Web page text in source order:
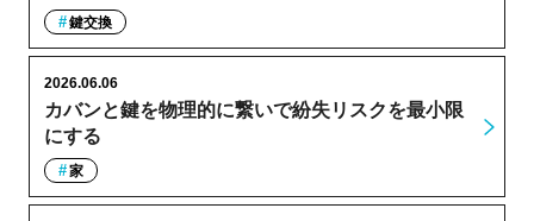
鍵交換
カバンと鍵を物理的に繋いで紛失リスクを最小限
にする
2026.06.06
家